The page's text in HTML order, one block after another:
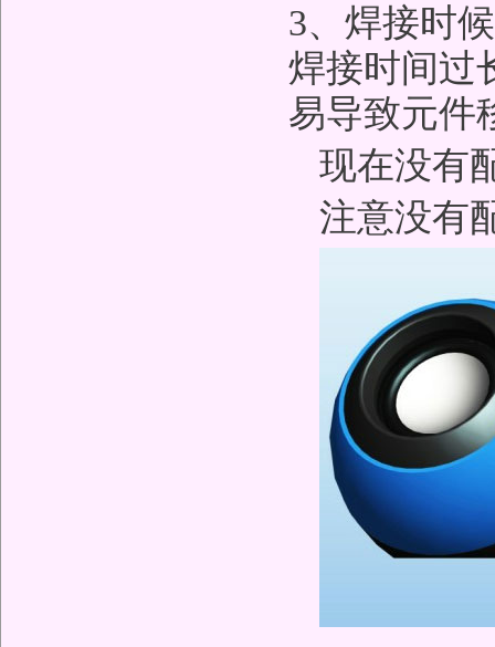
3、焊接时
焊接时间过
易导致元件
现在没有
注意没有